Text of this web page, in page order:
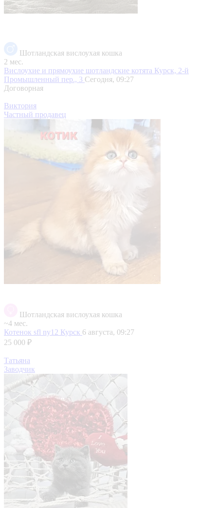
Шотландская вислоухая кошка
2 мес.
Вислоухие и прямоухие шотландские котята Курск, 2-й
Промышленный пер., 3 Сегодня, 09:27
Договорная
Виктория
Частный продавец
Шотландская вислоухая кошка
~4 мес.
Котенок sfl ny12 Курск 6 августа, 09:27
25 000 ₽
Татьяна
Заводчик